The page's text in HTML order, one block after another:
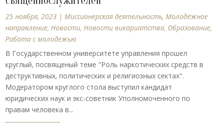
25 ноября, 2023 |Миссионерская деятельность,Молодёжное
направление,Новости,Новости викариатства, Образование,
Работа с молодежью
В Государственном университете управления прошел
круглый, посвященый теме "Роль наркотических средств в
деструктивных, политических и религиозных сектах".
Модератором круглого стола выступил кандидат
юридических наук и экс-советник Уполномоченного по
правам человека в...